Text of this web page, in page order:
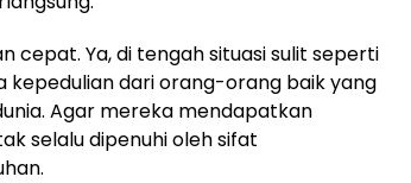
cepat. Ya, di tengah situasi sulit seperti
kepedulian dari orang-orang baik yang
Agar mereka mendapatkan
selalu dipenuhi oleh sifat